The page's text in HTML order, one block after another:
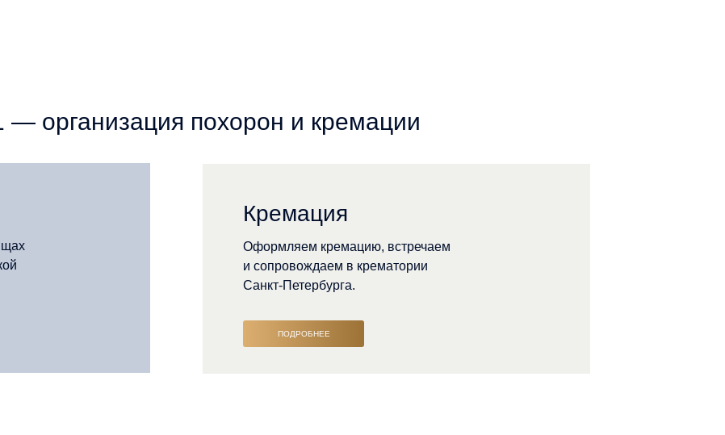
организация похорон и кремации
Кремация
ПОДРОБНЕЕ
Оформляем кремацию, встречаем
и сопровождаем в крематории
Санкт-Петербурга.